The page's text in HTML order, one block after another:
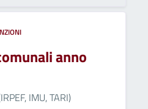
anno
IMU, TARI)